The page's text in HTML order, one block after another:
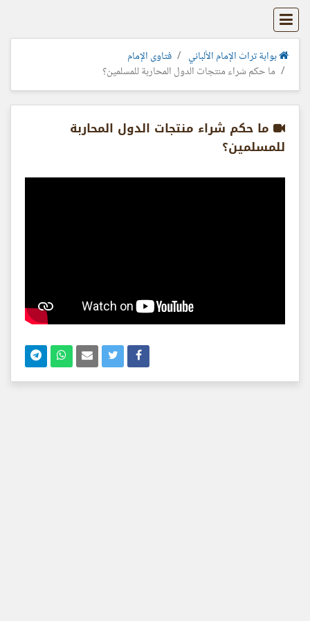
بوابة تراث الإمام الألباني
فتاوى الإمام
ما حكم شراء منتجات الدول المحاربة للمسلمين؟
ما حكم شراء منتجات الدول المحاربة
للمسلمين؟